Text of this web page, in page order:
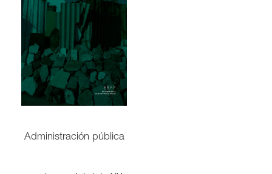
Administración pública